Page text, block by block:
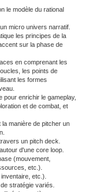
le modèle du rational
micro univers narratif.
les principes de la
sur la phase de
en comprenant les
les points de
les formes
pour enrichir le gameplay,
et de combat, et
manière de pitcher un
un pitch deck.
d'une core loop.
(mouvement,
etc.).
etc.).
stratégie variés.